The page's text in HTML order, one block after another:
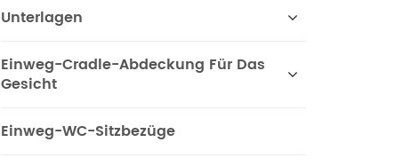
Unterlagen
Einweg-Cradle-Abdeckung Für Das
Gesicht
Einweg-WC-Sitzbezüge